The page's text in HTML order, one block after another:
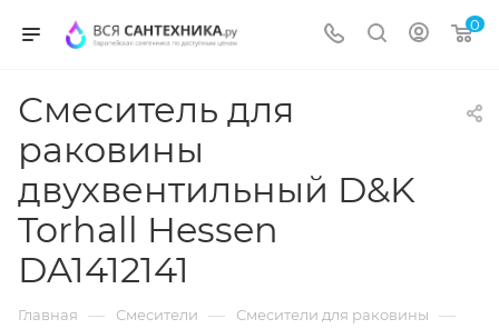
0
Смеситель для
раковины
двухвентильный D&K
Torhall Hessen
DA1412141
Главная — Смесители — Смесители для раковины —